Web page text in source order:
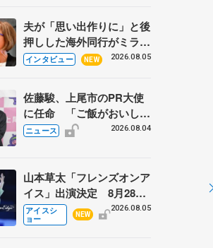
野村忠宏さんと対談
夫が「思い出作りに」と後
押しした海外同行がミラノ
まで… 繁華街のリンクで
に 小林芳子さんが振り返
るスケート人生
インタビュー NEW 2026.08.05
佐藤駿、上尾市のPR大使
に任命 「ご飯がおいし
く、住みやすいのが魅力」
ニュース 2026.08.04
山本草太「フレンズオンア
イス」出演決定 8月28日
（金）2公演のみ 荒川静
香さんプロデュース、20
アイスシ
ョー
NEW
2026.08.05